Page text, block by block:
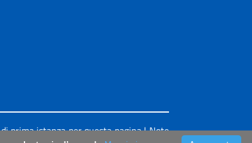
prima istanza per questa pagina|Note